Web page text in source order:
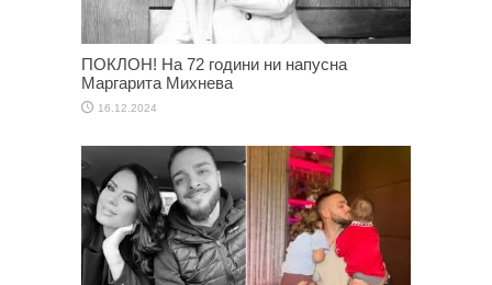
ПОКЛОН! На 72 години ни напусна
Маргарита Михнева
16.12.2024